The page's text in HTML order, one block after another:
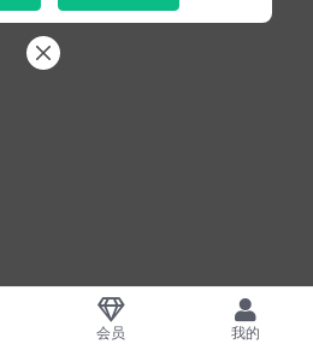
会员 我的